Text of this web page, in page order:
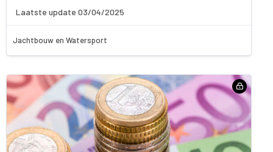
Laatste update 03/04/2025
Jachtbouw en Watersport